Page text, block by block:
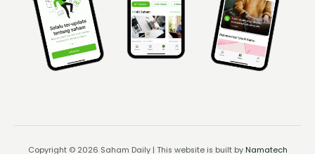
Copyright © 2026 Saham Daily | This website is built by Namatech